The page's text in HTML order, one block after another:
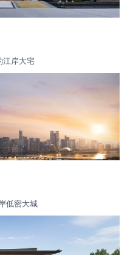
江岸大宅
低密大城